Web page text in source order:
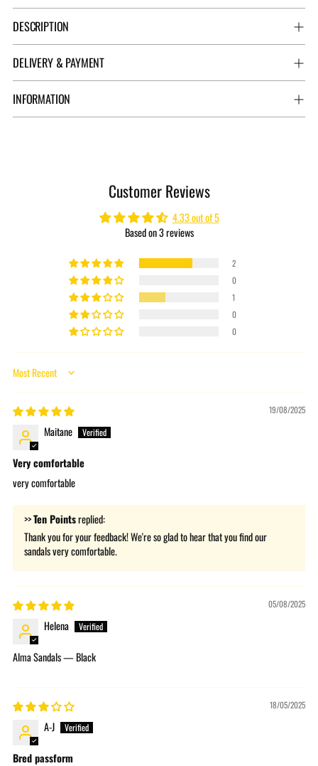
DESCRIPTION
DELIVERY & PAYMENT
INFORMATION
Customer Reviews
4.33 out of 5
Based on 3 reviews
2
0
1
0
0
Sort by
19/08/2025
Maitane
Very comfortable
very comfortable
>>Ten Pointsreplied:
Thank you for your feedback! We're so glad to hear that you find our
sandals very comfortable.
05/08/2025
Helena
Alma Sandals — Black
18/05/2025
A-J
Bred passform